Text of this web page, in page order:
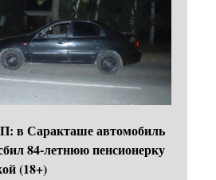
в Саракташе автомобиль
84-летнюю пенсионерку
(18+)